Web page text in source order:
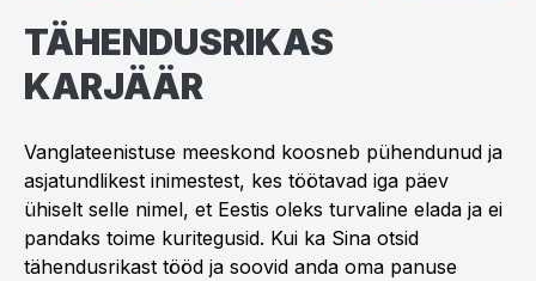
TÄHENDUSRIKAS
KARJÄÄR
Vanglateenistuse meeskond koosneb pühendunud ja
asjatundlikest inimestest, kes töötavad iga päev
ühiselt selle nimel, et Eestis oleks turvaline elada ja ei
pandaks toime kuritegusid. Kui ka Sina otsid
tähendusrikast tööd ja soovid anda oma panuse